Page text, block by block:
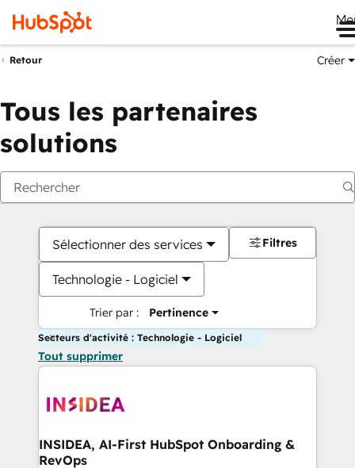
Retour Créer
Tous les partenaires
solutions
Sélectionner des services
Technologie - Logiciel
Trier par : Pertinence
Filtres
Secteurs d'activité : Technologie - Logiciel
Tout supprimer
INSIDEA, AI-First HubSpot Onboarding &
RevOps